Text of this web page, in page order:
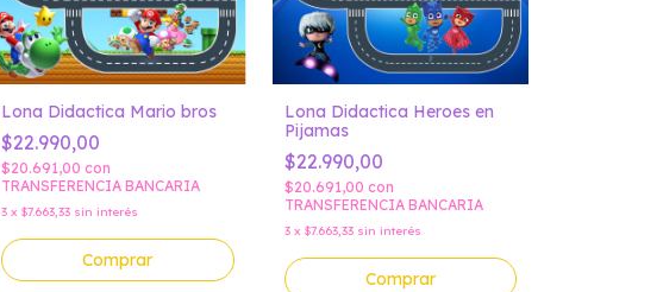
Lona Didactica Mario bros
$22.990,00
$20.691,00 con
TRANSFERENCIA BANCARIA
3 x $7.663,33 sin interés
Comprar
Lona Didactica Heroes en
Pijamas
$22.990,00
$20.691,00 con
TRANSFERENCIA BANCARIA
3 x $7.663,33 sin interés
Comprar